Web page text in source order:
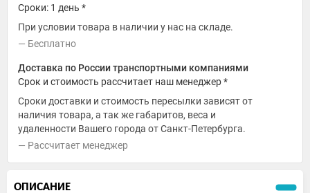
Сроки: 1 день *
При условии товара в наличии у нас на складе.
Бесплатно
Доставка по России транспортными компаниями
Срок и стоимость рассчитает наш менеджер *
Сроки доставки и стоимость пересылки зависят от
наличия товара, а так же габаритов, веса и
удаленности Вашего города от Санкт-Петербурга.
Рассчитает менеджер
ОПИСАНИЕ